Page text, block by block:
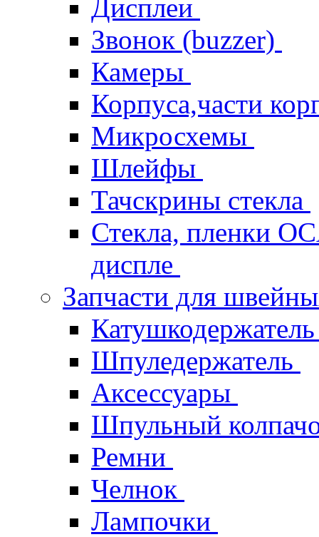
Дисплеи
Звонок (buzzer)
Камеры
Корпуса,части
Микросхемы
Шлейфы
Тачскрины стекла
Стекла, пленки
диспле
Запчасти для
Шпуледержатель
Аксессуары
Шпульный
Ремни
Челнок
Лампочки